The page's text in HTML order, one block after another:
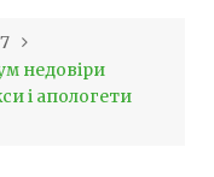
7
недовіри
і апологети